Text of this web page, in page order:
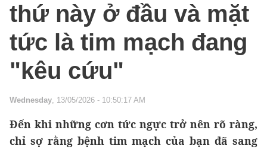
thứ này ở đầu và mặt
tức là tim mạch đang
"kêu cứu"
Wednesday, 13/05/2026 - 10:50:17 AM
Đến khi những cơn tức ngực trở nên rõ ràng,
chỉ sợ rằng bệnh tim mạch của bạn đã sang